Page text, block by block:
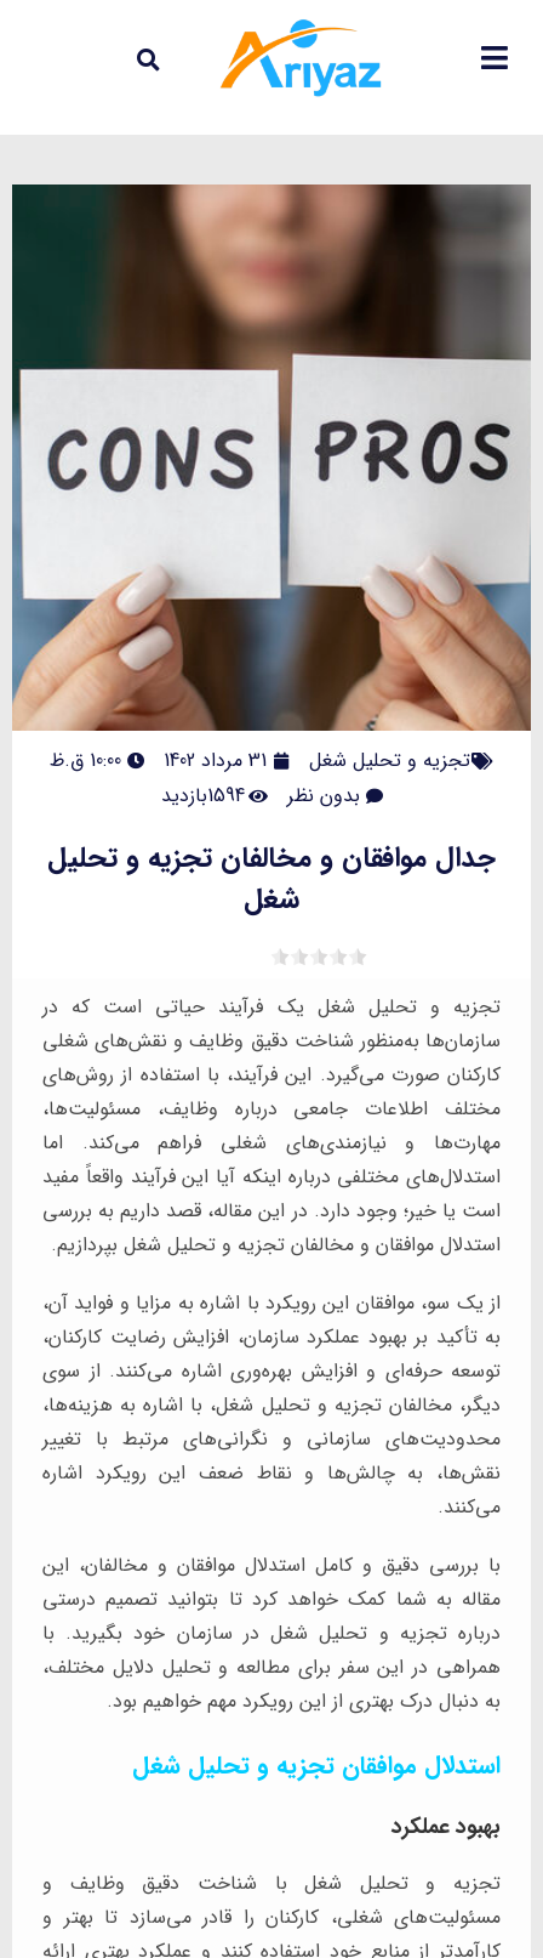
تجزیه و تحلیل شغل 31 مرداد 1402
10:00 ق.ظ
بدون نظر
1594بازدید
جدال موافقان و مخالفان تجزیه و تحلیل
شغل
تجزیه و تحلیل شغل یک فرآیند حیاتی است که در
سازمان‌ها به‌منظور شناخت دقیق وظایف و نقش‌های شغلی
کارکنان صورت می‌گیرد. این فرآیند، با استفاده از روش‌های
مختلف اطلاعات جامعی درباره وظایف، مسئولیت‌ها،
مهارت‌ها و نیازمندی‌های شغلی فراهم می‌کند. اما
استدلال‌های مختلفی درباره اینکه آیا این فرآیند واقعاً مفید
است یا خیر؛ وجود دارد. در این مقاله، قصد داریم به بررسی
استدلال موافقان و مخالفان تجزیه و تحلیل شغل بپردازیم.
از یک سو، موافقان این رویکرد با اشاره به مزایا و فواید آن،
به تأکید بر بهبود عملکرد سازمان، افزایش رضایت کارکنان،
توسعه حرفه‌ای و افزایش بهره‌وری اشاره می‌کنند. از سوی
دیگر، مخالفان تجزیه و تحلیل شغل، با اشاره به هزینه‌ها،
محدودیت‌های سازمانی و نگرانی‌های مرتبط با تغییر
نقش‌ها، به چالش‌ها و نقاط ضعف این رویکرد اشاره
می‌کنند.
با بررسی دقیق و کامل استدلال موافقان و مخالفان، این
مقاله به شما کمک خواهد کرد تا بتوانید تصمیم درستی
درباره تجزیه و تحلیل شغل در سازمان خود بگیرید. با
همراهی در این سفر برای مطالعه و تحلیل دلایل مختلف،
به دنبال درک بهتری از این رویکرد مهم خواهیم بود.
استدلال موافقان تجزیه و تحلیل شغل
بهبود عملکرد
تجزیه و تحلیل شغل با شناخت دقیق وظایف و
مسئولیت‌های شغلی، کارکنان را قادر می‌سازد تا بهتر و
کارآمدتر از منابع خود استفاده کنند و عملکرد بهتری ارائه